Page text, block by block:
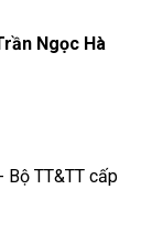
Ngọc Hà
Bộ TT&TT cấp